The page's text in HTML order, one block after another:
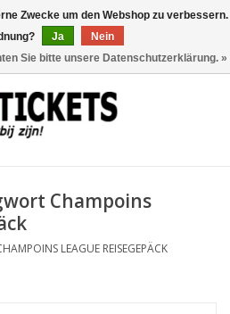
Champoins
LEAGUE REISEGEPÄCK
Zwecke um den Webshop zu verbessern.
Ja
Nein
Sie bitte unsere Datenschutzerklärung. »